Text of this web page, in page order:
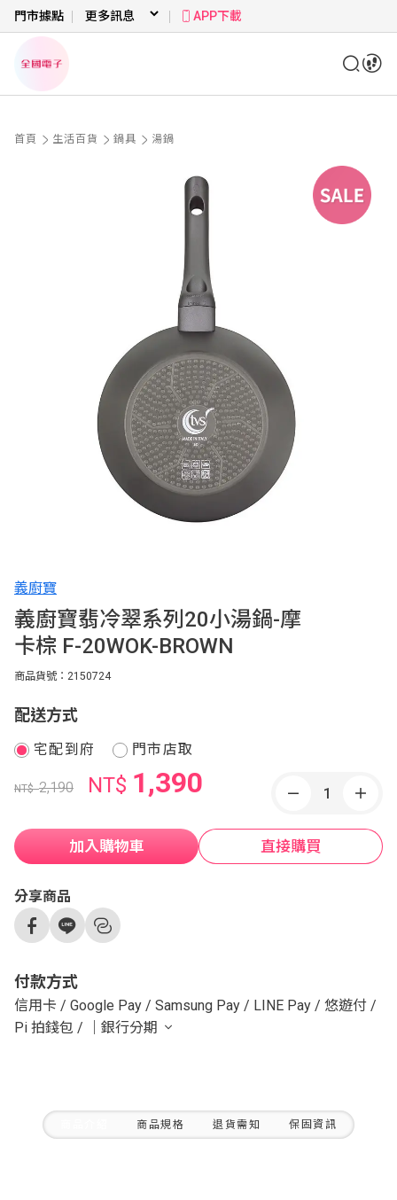
門市據點 APP下載
首頁 生活百貨 鍋具 湯鍋
義廚寶
義廚寶翡冷翠系列20小湯鍋-摩
卡棕 F-20WOK-BROWN
商品貨號：2150724
配送方式
宅配到府 門市店取
NT$2,190 NT$ 1,390
加入購物車 直接購買
分享商品
付款方式
信用卡 / Google Pay / Samsung Pay / LINE Pay / 悠遊付 /
Pi 拍錢包 / ｜銀行分期
商品規格 退貨需知 保固資訊